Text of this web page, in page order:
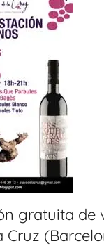
gratuita de
Cruz